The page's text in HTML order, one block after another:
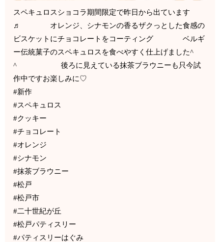
スペキュロスショコラ期間限定で昨日から出ています
♬ オレンジ、シナモンの香るザクっとした食感の
ビスケットにチョコレートをコーティング ベルギ
ー伝統菓子のスペキュロスを食べやすく仕上げました^
^ 後ろに見えている抹茶ブラウニーも只今試
作中ですお楽しみに♡
#新作
#スペキュロス
#クッキー
#チョコレート
#オレンジ
#シナモン
#抹茶ブラウニー
#松戸
#松戸市
#二十世紀が丘
#松戸パティスリー
#パティスリーはぐみ